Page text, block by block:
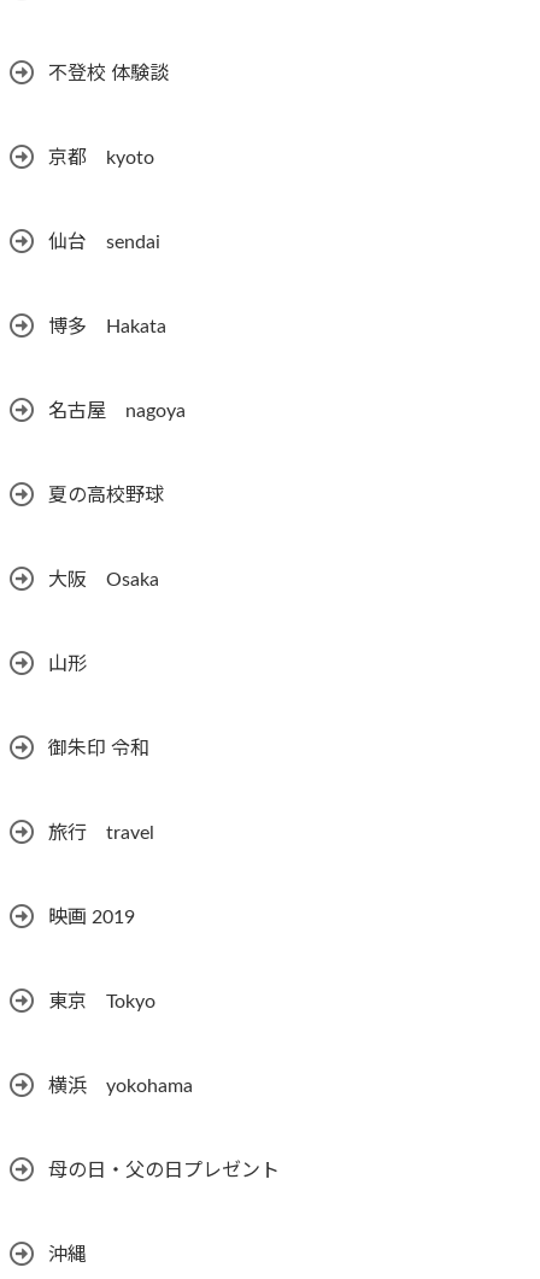
不登校 体験談
京都 kyoto
仙台 sendai
博多 Hakata
名古屋 nagoya
夏の高校野球
大阪 Osaka
山形
御朱印 令和
旅行 travel
映画 2019
東京 Tokyo
横浜 yokohama
母の日・父の日プレゼント
沖縄